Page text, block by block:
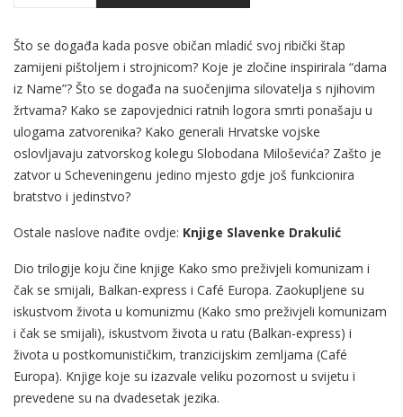
Što se događa kada posve običan mladić svoj ribički štap
zamijeni pištoljem i strojnicom? Koje je zločine inspirirala “dama
iz Name”? Što se događa na suočenjima silovatelja s njihovim
žrtvama? Kako se zapovjednici ratnih logora smrti ponašaju u
ulogama zatvorenika? Kako generali Hrvatske vojske
oslovljavaju zatvorskog kolegu Slobodana Miloševića? Zašto je
zatvor u Scheveningenu jedino mjesto gdje još funkcionira
bratstvo i jedinstvo?
Ostale naslove nađite ovdje: Knjige Slavenke Drakulić
Dio trilogije koju čine knjige Kako smo preživjeli komunizam i
čak se smijali, Balkan-express i Café Europa. Zaokupljene su
iskustvom života u komunizmu (Kako smo preživjeli komunizam
i čak se smijali), iskustvom života u ratu (Balkan-express) i
života u postkomunističkim, tranzicijskim zemljama (Café
Europa). Knjige koje su izazvale veliku pozornost u svijetu i
prevedene su na dvadesetak jezika.